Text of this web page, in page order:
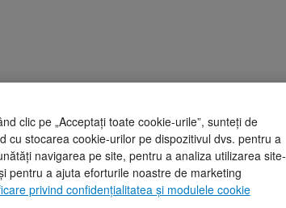
clic pe „Acceptați toate cookie-urile”, sunteți de
cu stocarea cookie-urilor pe dispozitivul dvs. pentru a
navigarea pe site, pentru a analiza utilizarea site-
pentru a ajuta eforturile noastre de marketing
privind confidențialitatea și modulele cookie